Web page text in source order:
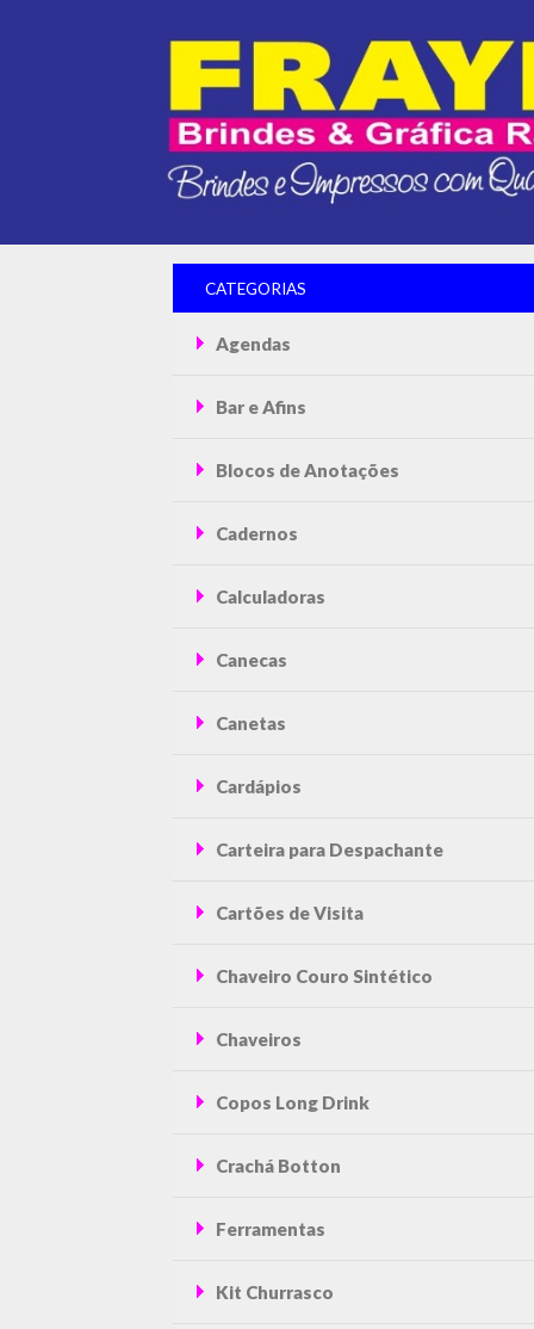
CATEGORIAS
Agendas
Bar e Afins
Blocos de Anotações
Cadernos
Calculadoras
Canecas
Canetas
Cardápios
Carteira para Despachante
Cartões de Visita
Chaveiro Couro Sintético
Chaveiros
Copos Long Drink
Crachá Botton
Ferramentas
Kit Churrasco